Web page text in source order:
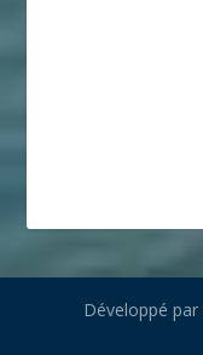
Développé par